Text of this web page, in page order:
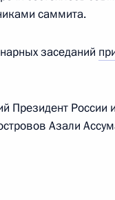
саммита.
заседаний
Президент
Азали